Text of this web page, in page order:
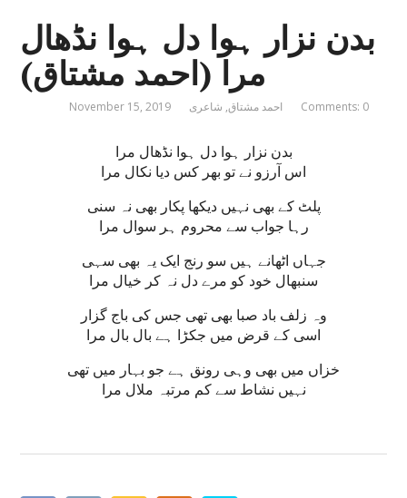
بدن نزار ہوا دل ہوا نڈھال
مرا (احمد مشتاق)
November 15, 2019 احمد مشتاق, شاعری Comments: 0
بدن نزار ہوا دل ہوا نڈھال مرا
اس آرزو نے تو بھر کس دیا نکال مرا
پلٹ کے بھی نہیں دیکھا پکار بھی نہ سنی
رہا جواب سے محروم ہر سوال مرا
جہاں اٹھانے ہیں سو رنج ایک یہ بھی سہی
سنبھال خود کو مرے دل نہ کر خیال مرا
وہ زلف باد صبا بھی تھی جس کی باج گزار
اسی کے قرض میں جکڑا ہے بال بال مرا
خزاں میں بھی وہی رونق ہے جو بہار میں تھی
نہیں نشاط سے کم مرتبہ ملال مرا